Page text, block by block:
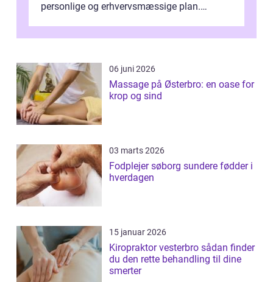
personlige og erhvervsmæssige plan.
indebærer...
06 juni 2026
Massage på Østerbro: en oase for
krop og sind
03 marts 2026
Fodplejer søborg sundere fødder i
hverdagen
15 januar 2026
Kiropraktor vesterbro sådan finder
du den rette behandling til dine
smerter